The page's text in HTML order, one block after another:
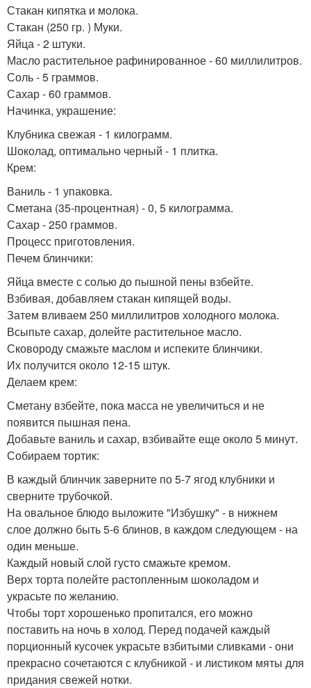
Стакан кипятка и молока.
Стакан (250 гр. ) Муки.
Яйца - 2 штуки.
Масло растительное рафинированное - 60 миллилитров.
Соль - 5 граммов.
Сахар - 60 граммов.
Начинка, украшение:
Клубника свежая - 1 килограмм.
Шоколад, оптимально черный - 1 плитка.
Крем:
Ваниль - 1 упаковка.
Сметана (35-процентная) - 0, 5 килограмма.
Сахар - 250 граммов.
Процесс приготовления.
Печем блинчики:
Яйца вместе с солью до пышной пены взбейте.
Взбивая, добавляем стакан кипящей воды.
Затем вливаем 250 миллилитров холодного молока.
Всыпьте сахар, долейте растительное масло.
Сковороду смажьте маслом и испеките блинчики.
Их получится около 12-15 штук.
Делаем крем:
Сметану взбейте, пока масса не увеличиться и не
появится пышная пена.
Добавьте ваниль и сахар, взбивайте еще около 5 минут.
Собираем тортик:
В каждый блинчик заверните по 5-7 ягод клубники и
сверните трубочкой.
На овальное блюдо выложите "Избушку" - в нижнем
слое должно быть 5-6 блинов, в каждом следующем - на
один меньше.
Каждый новый слой густо смажьте кремом.
Верх торта полейте растопленным шоколадом и
украсьте по желанию.
Чтобы торт хорошенько пропитался, его можно
поставить на ночь в холод. Перед подачей каждый
порционный кусочек украсьте взбитыми сливками - они
прекрасно сочетаются с клубникой - и листиком мяты для
придания свежей нотки.